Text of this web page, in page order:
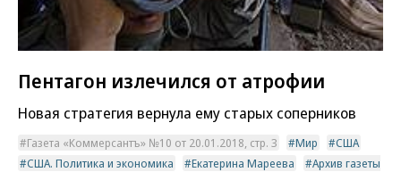
Пентагон излечился от атрофии
Новая стратегия вернула ему старых соперников
Газета «Коммерсантъ» №10 от 20.01.2018, стр. 3 Мир
США
США. Политика и экономика
Екатерина Мареева
Архив газеты